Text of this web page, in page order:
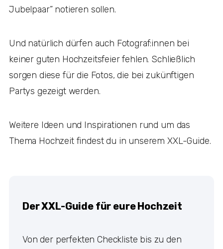
Jubelpaar” notieren sollen.
Und natürlich dürfen auch Fotograf:innen bei
keiner guten Hochzeitsfeier fehlen. Schließlich
sorgen diese für die Fotos, die bei zukünftigen
Partys gezeigt werden.
Weitere Ideen und Inspirationen rund um das
Thema Hochzeit findest du in unserem XXL-Guide.
Der XXL-Guide für eure Hochzeit
Von der perfekten Checkliste bis zu den